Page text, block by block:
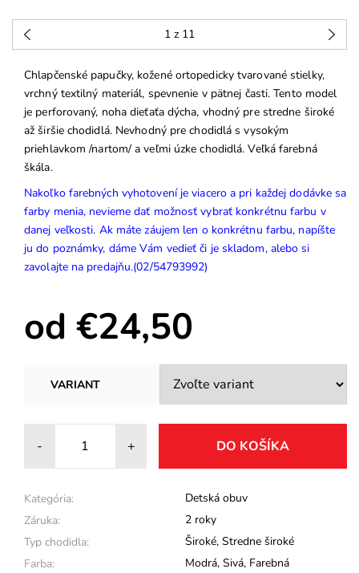
1 z 11
Chlapčenské papučky, kožené ortopedicky tvarované stielky,
vrchný textilný materiál, spevnenie v pätnej časti. Tento model
je perforovaný, noha dieťaťa dýcha, vhodný pre stredne široké
až širšie chodidlá. Nevhodný pre chodidlá s vysokým
priehlavkom /nartom/ a veľmi úzke chodidlá. Veľká farebná
škála.
Nakoľko farebných vyhotovení je viacero a pri každej dodávke sa
farby menia, nevieme dať možnosť vybrať konkrétnu farbu v
danej veľkosti. Ak máte záujem len o konkrétnu farbu, napíšte
ju do poznámky, dáme Vám vedieť či je skladom, alebo si
zavolajte na predajňu.(02/54793992)
od €24,50
VARIANT
- +
Kategória:
Detská obuv
Záruka:
2 roky
Typ chodidla:
Široké, Stredne široké
Farba:
Modrá, Sivá, Farebná